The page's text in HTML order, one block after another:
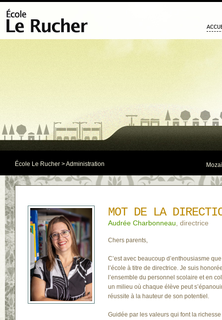
École Le Rucher > Administration
MOT DE LA
Audrée Charbonneau , directrice
Chers parents,
C’est avec beaucoup d’enthousiasme
l’école à titre de directrice. Je suis
l’ensemble du personnel scolaire et en
un milieu où chaque élève peut
réussite à la hauteur de son potentiel.
Guidée par les valeurs qui font la